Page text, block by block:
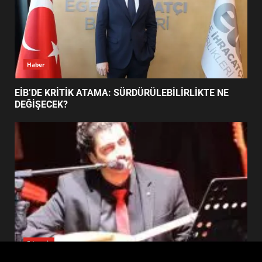
4
FİNALİNDE NE BAŞARDI?
5
BALIKESİR MÜZELERİNDE SÜRE
6
BURHANİYE SATRANÇ
TURNUVASI KAYITLARI NEYİ
DEĞİŞTİRİYOR?
7
BURHANİYE BELEDİYESPOR’DA
YENİ YÖNETİM NASIL
ŞEKİLLENDİ?
Haber
EİB’DE KRİTİK ATAMA: SÜRDÜRÜLEBİLİRLİKTE NE
DEĞİŞECEK?